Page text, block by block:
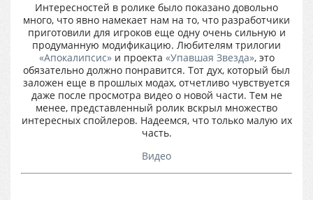
Интересностей в ролике было показано довольно
много, что явно намекает нам на то, что разработчики
приготовили для игроков еще одну очень сильную и
продуманную модификацию. Любителям трилогии
«Апокалипсис» и проекта «Упавшая Звезда», это
обязательно должно понравится. Тот дух, который был
заложен еще в прошлых модах, отчетливо чувствуется
даже после просмотра видео о новой части. Тем не
менее, представленный ролик вскрыл множество
интересных спойлеров. Надеемся, что только малую их
часть.
Видео